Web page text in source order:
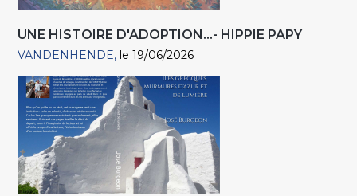
UNE HISTOIRE D'ADOPTION...- HIPPIE PAPY
VANDENHENDE le 19/06/2026